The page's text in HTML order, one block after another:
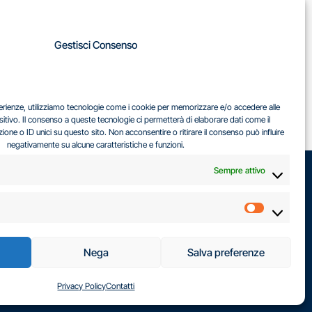
Gestisci Consenso
utilizziamo tecnologie come i cookie per memorizzare e/o accedere alle
Il consenso a queste tecnologie ci permetterà di elaborare dati come il
o ID unici su questo sito. Non acconsentire o ritirare il consenso può influire
negativamente su alcune caratteristiche e funzioni.
Sempre attivo
Nega Salva preferenze
Privacy PolicyContatti